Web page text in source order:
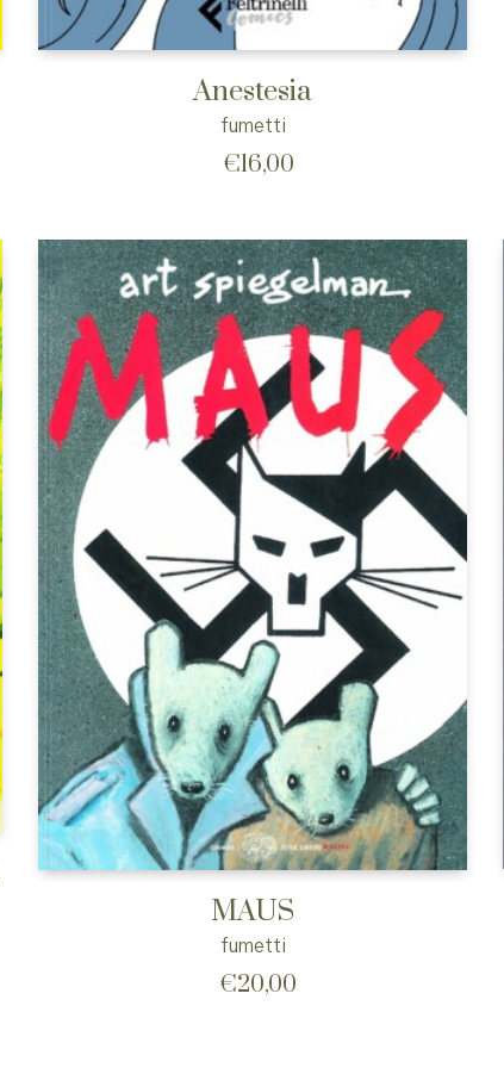
Anestesia
fumetti
€16,00
MAUS
fumetti
€20,00